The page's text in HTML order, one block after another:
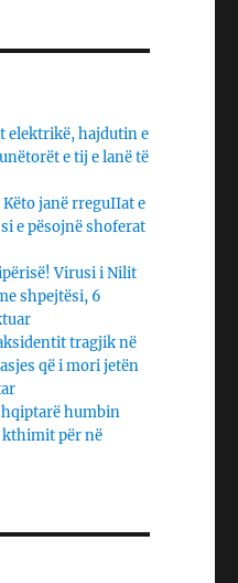
elektrikë, hajdutin e
e tij e lanë të
Këto janë rreguIIat e
e pësojnë shoferat
Virusi i Nilit
shpejtësi, 6
tragjik në
që i mori jetën
humbin
kthimit për në